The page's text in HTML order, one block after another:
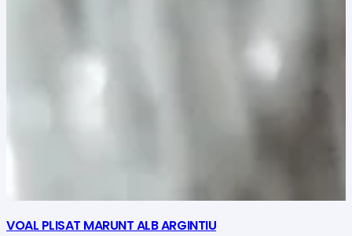
VOAL PLISAT MARUNT ALB ARGINTIU